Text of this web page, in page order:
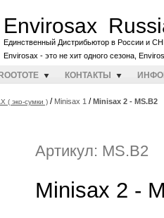
Envirosax
Единственный Дистрибьютор в России и
Envirosax - это не хит одного сезона,
ROOTOTE КОНТАКТЫ
( эко-сумки ) / Minisax 1 /Minisax 2 - MS.B2
Артикул: MS.B2
Minisax 2 -